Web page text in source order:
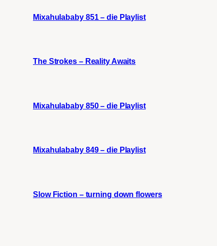
Mixahulababy 851 – die Playlist
The Strokes – Reality Awaits
Mixahulababy 850 – die Playlist
Mixahulababy 849 – die Playlist
Slow Fiction – turning down flowers